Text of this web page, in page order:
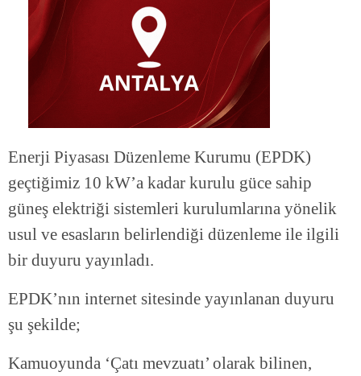
Enerji Piyasası Düzenleme Kurumu (EPDK)
geçtiğimiz 10 kW’a kadar kurulu güce sahip
güneş elektriği sistemleri kurulumlarına yönelik
usul ve esasların belirlendiği düzenleme ile ilgili
bir duyuru yayınladı.
EPDK’nın internet sitesinde yayınlanan duyuru
şu şekilde;
Kamuoyunda ‘Çatı mevzuatı’ olarak bilinen,